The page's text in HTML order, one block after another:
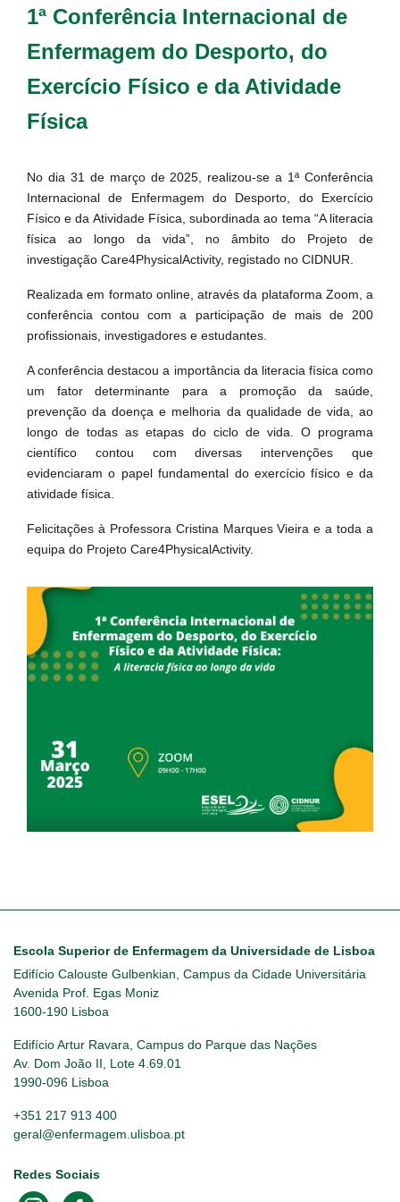
1ª Conferência Internacional de
Enfermagem do Desporto, do
Exercício Físico e da Atividade
Física
No dia 31 de março de 2025, realizou-se a 1ª Conferência
Internacional de Enfermagem do Desporto, do Exercício
Físico e da Atividade Física, subordinada ao tema “A literacia
física ao longo da vida”, no âmbito do Projeto de
investigação Care4PhysicalActivity, registado no CIDNUR.
Realizada em formato online, através da plataforma Zoom, a
conferência contou com a participação de mais de 200
profissionais, investigadores e estudantes.
A conferência destacou a importância da literacia física como
um fator determinante para a promoção da saúde,
prevenção da doença e melhoria da qualidade de vida, ao
longo de todas as etapas do ciclo de vida. O programa
científico contou com diversas intervenções que
evidenciaram o papel fundamental do exercício físico e da
atividade física.
Felicitações à Professora Cristina Marques Vieira e a toda a
equipa do Projeto Care4PhysicalActivity.
Escola Superior de Enfermagem da Universidade de Lisboa
Edifício Calouste Gulbenkian, Campus da Cidade Universitária
Avenida Prof. Egas Moniz
1600-190 Lisboa
Edifício Artur Ravara, Campus do Parque das Nações
Av. Dom João II, Lote 4.69.01
1990-096 Lisboa
+351 217 913 400
geral@enfermagem.ulisboa.pt
Redes Sociais